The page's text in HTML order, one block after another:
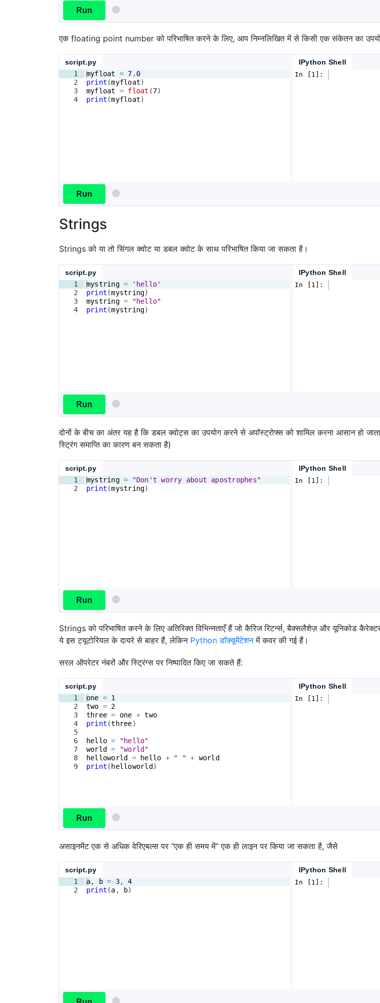
Run
एक floating point number को परिभाषित करने के लिए, आप निम्नलिखित में से किसी एक संकेतन का
script.py
1
2
3
4
myfloat = 7.0
print (myfloat)
myfloat
= float (7)
print (myfloat)
IPython Shell
In [1]:
Run
Strings
Strings को या तो सिंगल क्वोट या डबल क्वोट के साथ परिभाषित किया जा सकता है।
script.py
1
2
3
4
mystring =
'hello'
print (mystring)
mystring =
"hello"
print (mystring)
IPython Shell
In [1]:
Run
दोनों के बीच का अंतर यह है कि डबल क्वोट्स का उपयोग करने से अपॉस्ट्रोफ्स को शामिल करना आसान हो
स्ट्रिंग समाप्ति का कारण बन सकता है)
script.py
1
2
mystring =
"Don't worry about apostrophes"
print (mystring)
IPython Shell
In [1]:
Run
Strings को परिभाषित करने के लिए अतिरिक्त विभिन्नताएँ हैं जो कैरिज रिटर्न्स, बैक्सलैशेज़ और यूनिकोड
ये इस ट्यूटोरियल के दायरे से बाहर हैं, लेकिन Python डॉक्यूमेंटेशनमें कवर की गई हैं।
सरल ऑपरेटर नंबरों और स्ट्रिंग्स पर निष्पादित किए जा सकते हैं:
script.py
1
2
3
4
5
6
7
8
9
one = 1
two = 2
three = one + two
print (three)
hello =
"hello"
world
=
"world"
helloworld
= hello + " " + world
print ( helloworld )
IPython Shell
In [1]:
Run
असाइनमेंट एक से अधिक वेरिएबल्स पर "एक ही समय में" एक ही लाइन पर किया जा सकता है, जैसे
script.py
1
2
a, b = 3, 4
print (a , b)
IPython Shell
In [1]: